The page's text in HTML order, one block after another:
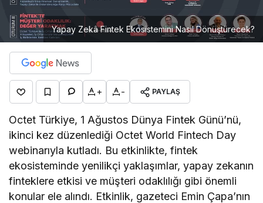
Yapay Zekâ Fintek Ekosistemini Nasıl Dönüştürecek?
+ - PAYLAŞ
Octet Türkiye, 1 Ağustos Dünya Fintek Günü’nü,
ikinci kez düzenlediği Octet World Fintech Day
webinarıyla kutladı. Bu etkinlikte, fintek
ekosisteminde yenilikçi yaklaşımlar, yapay zekanın
finteklere etkisi ve müşteri odaklılığı gibi önemli
konular ele alındı. Etkinlik, gazeteci Emin Çapa’nın